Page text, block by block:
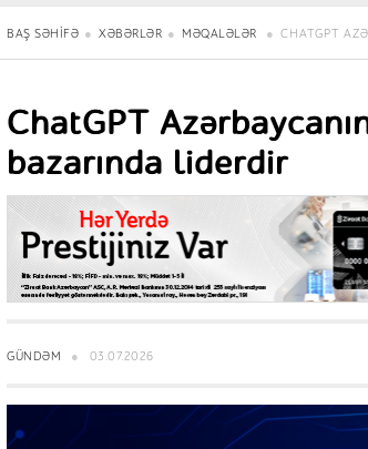
Müsahibə
BAŞ SƏHIFƏ XƏBƏRLƏR MƏQALƏLƏR CHATGPT
ChatGPT
bazarında liderdir
GÜNDƏM 03.07.2026